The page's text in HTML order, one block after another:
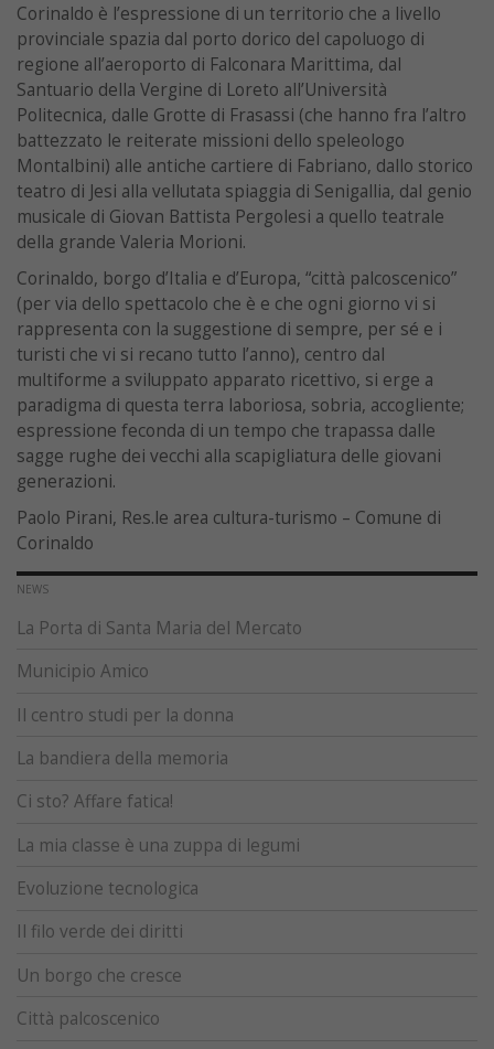
Corinaldo è l’espressione di un territorio che a livello
provinciale spazia dal porto dorico del capoluogo di
regione all’aeroporto di Falconara Marittima, dal
Santuario della Vergine di Loreto all’Università
Politecnica, dalle Grotte di Frasassi (che hanno fra l’altro
battezzato le reiterate missioni dello speleologo
Montalbini) alle antiche cartiere di Fabriano, dallo storico
teatro di Jesi alla vellutata spiaggia di Senigallia, dal genio
musicale di Giovan Battista Pergolesi a quello teatrale
della grande Valeria Morioni.
Corinaldo, borgo d’Italia e d’Europa, “città palcoscenico”
(per via dello spettacolo che è e che ogni giorno vi si
rappresenta con la suggestione di sempre, per sé e i
turisti che vi si recano tutto l’anno), centro dal
multiforme a sviluppato apparato ricettivo, si erge a
paradigma di questa terra laboriosa, sobria, accogliente;
espressione feconda di un tempo che trapassa dalle
sagge rughe dei vecchi alla scapigliatura delle giovani
generazioni.
Paolo Pirani, Res.le area cultura-turismo – Comune di
Corinaldo
NEWS
La Porta di Santa Maria del Mercato
Municipio Amico
Il centro studi per la donna
La bandiera della memoria
Ci sto? Affare fatica!
La mia classe è una zuppa di legumi
Evoluzione tecnologica
Il filo verde dei diritti
Un borgo che cresce
Città palcoscenico